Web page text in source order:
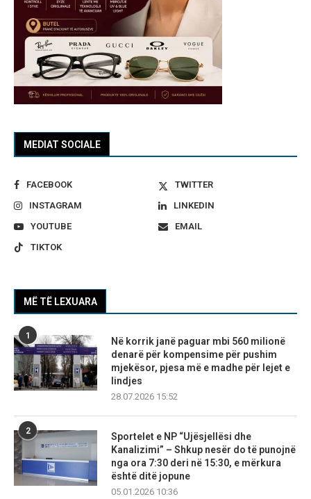
MEDIAT SOCIALE
FACEBOOK
TWITTER
INSTAGRAM
LINKEDIN
YOUTUBE
EMAIL
TIKTOK
MË TË LEXUARA
1
Në korrik janë paguar mbi 560 milionë
denarë për kompensime për pushim
mjekësor, pjesa më e madhe për lejet e
lindjes
28.07.2026 15:52
2
Sportelet e NP “Ujësjellësi dhe
Kanalizimi” – Shkup nesër do të punojnë
nga ora 7:30 deri në 15:30, e mërkura
është ditë jopune
05.01.2026 10:36